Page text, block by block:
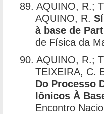
89. AQUINO, R.;
AQUINO, R.
à base de
de Física da
90. AQUINO, R.;
TEIXEIRA, C.
Do Processo
Iônicos À
Encontro